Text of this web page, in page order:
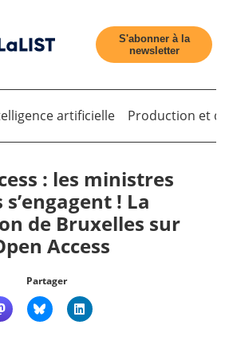
S'abonner à la
newsletter
artificielle Production et
: les ministres
s’engagent ! La
de Bruxelles sur
Access
Partager